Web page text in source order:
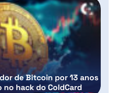
de Bitcoin por 13 anos
hack do ColdCard